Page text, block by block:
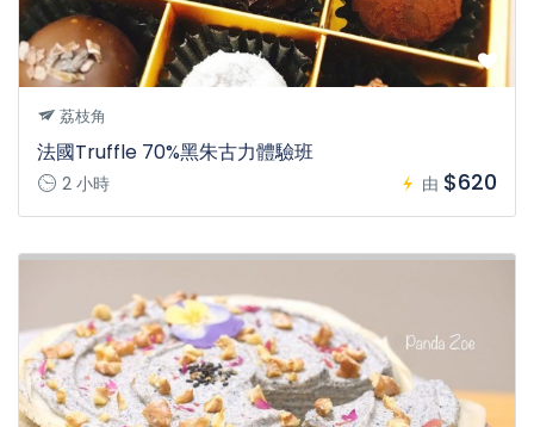
荔枝角
法國Truffle 70%黑朱古力體驗班
2 小時 由 $620